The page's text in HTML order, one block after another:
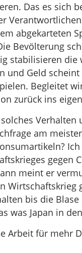
Das es sich
abgekarteten
Bevölterung
stabilisieren die
und Geld
Begleitet
zurück ins
Verhalten
am
gegen
meint er
Wirtschaftskrieg
bis die
was Japan in
Arbeit für mehr